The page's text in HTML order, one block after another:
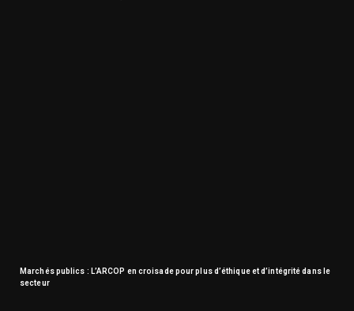
Marchés publics : L’ARCOP en croisade pour plus d’éthique et d’intégrité dans le
secteur